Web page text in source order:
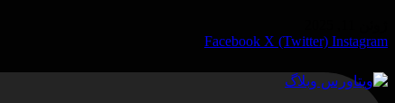
Facebook X (Twitter) Instagram